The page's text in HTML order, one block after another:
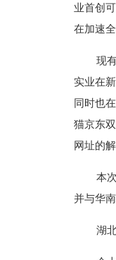
业首创
在加速
现
实业在
同时也
猫京东
网址的
本
并与华
湖